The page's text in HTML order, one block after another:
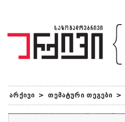
{
არქივი > თემატური თეგები >